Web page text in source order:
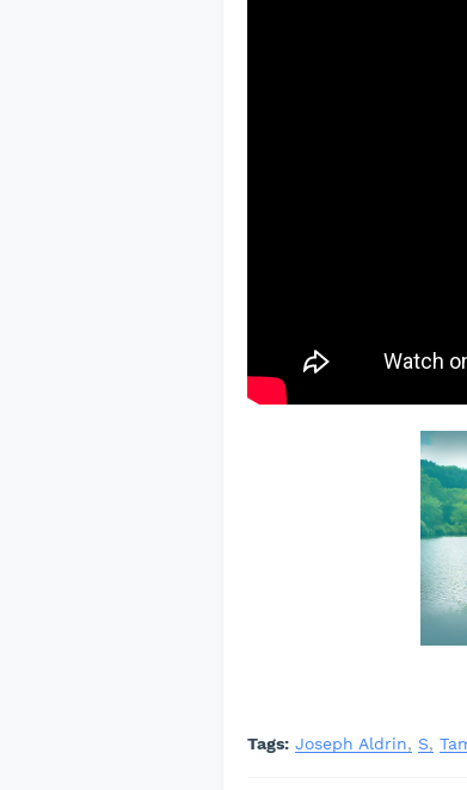
Tags: Joseph Aldrin S